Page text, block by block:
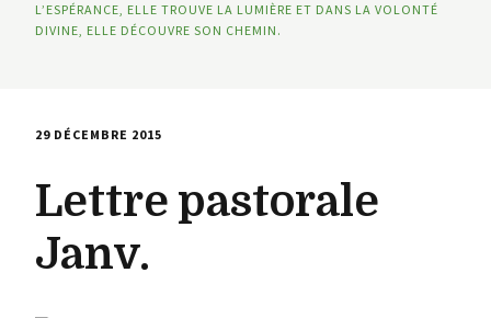
L’ESPÉRANCE, ELLE TROUVE LA LUMIÈRE ET DANS LA VOLONTÉ
DIVINE, ELLE DÉCOUVRE SON CHEMIN.
29 DÉCEMBRE 2015
Lettre pastorale
Janv.